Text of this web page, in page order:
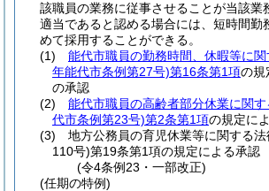
該職員の業務に従事させることが当該業
適当であると認める場合には、短時間勤
めて採用することができる。
(1)
能代市職員の勤務時間、休暇等に関
年能代市条例第27号)第16条第1項の規
の承認
(2)
能代市職員の高齢者部分休業に関す
代市条例第23号)第2条第1項の規定に
(3)
地方公務員の育児休業等に関する法
110号)第19条第1項の規定による承認
(令4条例23・一部改正)
(任期の特例)